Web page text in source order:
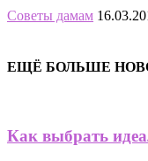
Советы дамам
ЕЩЁ БОЛЬШЕ
Как выбрать